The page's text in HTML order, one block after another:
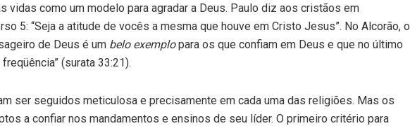
vidas como um modelo para agradar a Deus. Paulo diz aos cristãos em
5: “Seja a atitude de vocês a mesma que houve em Cristo Jesus”. No Alcorão, o
de Deus é um belo exemplopara os que confiam em Deus e que no último
(surata 33:21).
ser seguidos meticulosa e precisamente em cada uma das religiões. Mas os
a confiar nos mandamentos e ensinos de seu líder. O primeiro critério para